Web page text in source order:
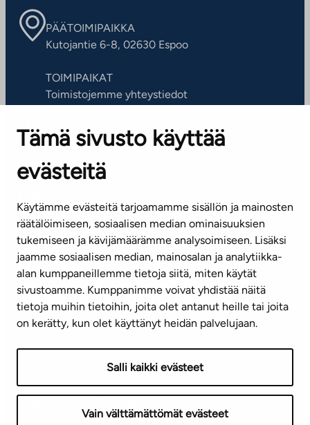
Tämä sivusto käyttää
evästeitä
Käytämme evästeitä tarjoamamme sisällön ja mainosten
räätälöimiseen, sosiaalisen median ominaisuuksien
tukemiseen ja kävijämäärämme analysoimiseen. Lisäksi
jaamme sosiaalisen median, mainosalan ja analytiikka-
alan kumppaneillemme tietoja siitä, miten käytät
sivustoamme. Kumppanimme voivat yhdistää näitä
tietoja muihin tietoihin, joita olet antanut heille tai joita
on kerätty, kun olet käyttänyt heidän palvelujaan.
Salli kaikki evästeet
Vain välttämättömät evästeet
PÄÄTOIMIPAIKKA
Kutojantie 6-8, 02630 Espoo
TOIMIPAIKAT
Toimistojemme yhteystiedot
ASIAKASPALVELUKESKUS
Puh. 045 7734 3777
(arkisin klo 8-16)
info@ta.fi
Tilaa uutiskirje
Mediapankki
TietosuojaselosteSaavutettavuusseloste